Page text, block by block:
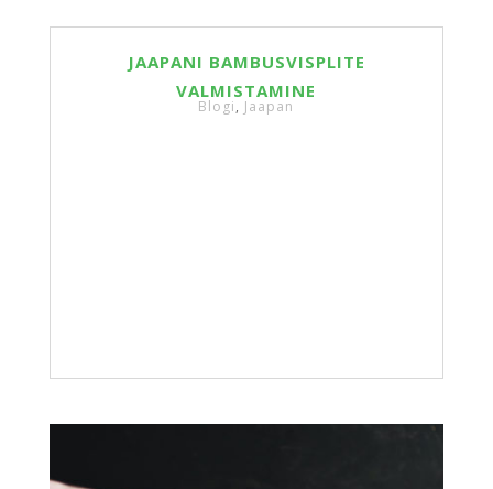
JAAPANI BAMBUSVISPLITE
VALMISTAMINE
Blogi, Jaapan